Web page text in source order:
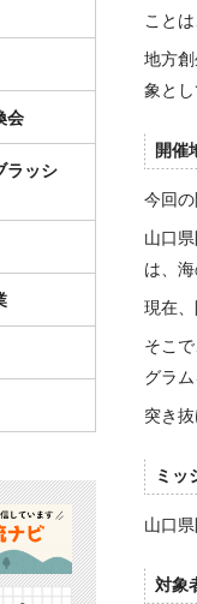
こと
地方
象と
開催
今回
山口
は、
現在
そこ
グラ
突き
ミッ
山口
対象
会
ラッシ